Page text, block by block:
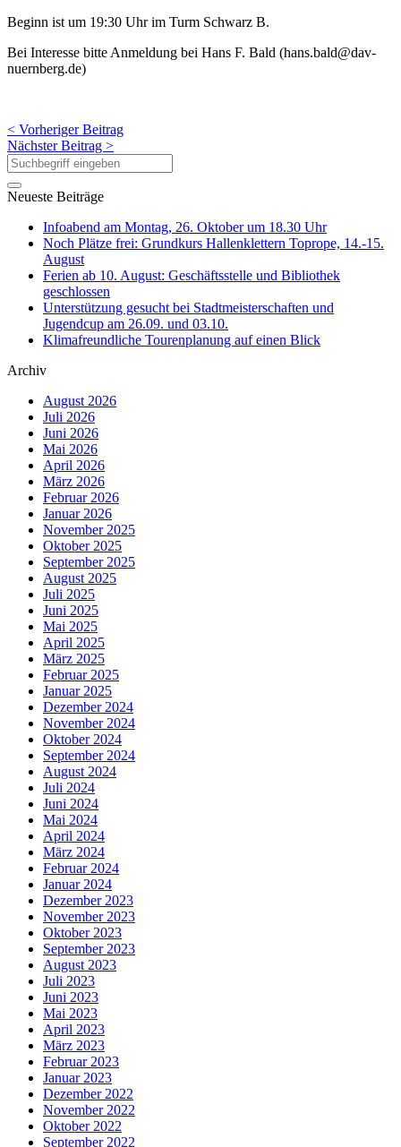
Beginn ist um 19:30 Uhr im Turm Schwarz B.
Bei Interesse bitte Anmeldung bei Hans F. Bald (hans.bald@dav-
nuernberg.de)
< Vorheriger Beitrag
Nächster Beitrag >
Neueste Beiträge
Infoabend am Montag, 26. Oktober um 18.30 Uhr
Noch Plätze frei: Grundkurs Hallenklettern Toprope, 14.-15.
August
Ferien ab 10. August: Geschäftsstelle und Bibliothek
geschlossen
Unterstützung gesucht bei Stadtmeisterschaften und
Jugendcup am 26.09. und 03.10.
Klimafreundliche Tourenplanung auf einen Blick
Archiv
August 2026
Juli 2026
Juni 2026
Mai 2026
April 2026
März 2026
Februar 2026
Januar 2026
November 2025
Oktober 2025
September 2025
August 2025
Juli 2025
Juni 2025
Mai 2025
April 2025
März 2025
Februar 2025
Januar 2025
Dezember 2024
November 2024
Oktober 2024
September 2024
August 2024
Juli 2024
Juni 2024
Mai 2024
April 2024
März 2024
Februar 2024
Januar 2024
Dezember 2023
November 2023
Oktober 2023
September 2023
August 2023
Juli 2023
Juni 2023
Mai 2023
April 2023
März 2023
Februar 2023
Januar 2023
Dezember 2022
November 2022
Oktober 2022
September 2022